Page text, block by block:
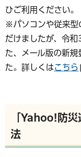
ひご利用ください。
※パソコンや従来型
だけましたが、令
た、メール版の新
た。詳しくはこちら
「Yahoo!防
法